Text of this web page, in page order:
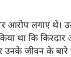
आरोप लगाए थे।
था कि
उनके जीवन के